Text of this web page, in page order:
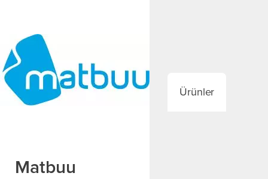
Ürünler
Matbuu